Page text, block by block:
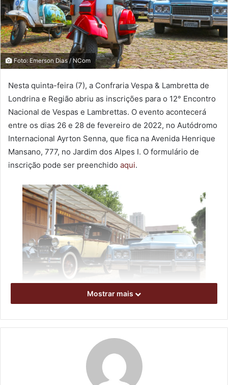
Foto: Emerson Dias / NCom
Nesta quinta-feira (7), a Confraria Vespa & Lambretta de
Londrina e Região abriu as inscrições para o 12° Encontro
Nacional de Vespas e Lambrettas. O evento acontecerá
entre os dias 26 e 28 de fevereiro de 2022, no Autódromo
Internacional Ayrton Senna, que fica na Avenida Henrique
Mansano, 777, no Jardim dos Alpes I. O formulário de
inscrição pode ser preenchido aqui.
A ação, dedicada aos amantes de carros e motos antigos,
terá início com a chegada e recepção dos participantes no
dia 25 de fevereiro. As atividades que serão realizadas
nos dias seguintes incluem, respectivamente, uma
Mostrar mais